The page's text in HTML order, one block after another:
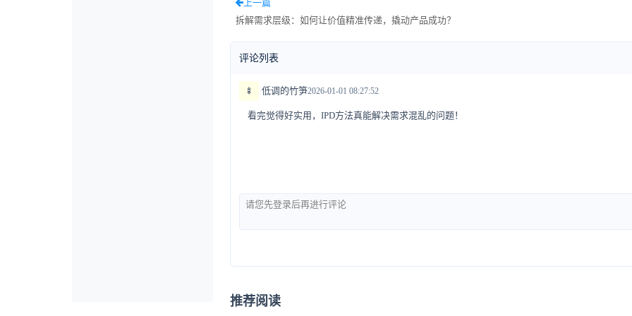
上一篇
拆解需求层级：如何让价值精准传递，撬动产品成功？
评论列表
🍢 低调的竹笋2026-01-01 08:27:52
看完觉得好实用，IPD方法真能解决需求混乱的问题！
推荐阅读